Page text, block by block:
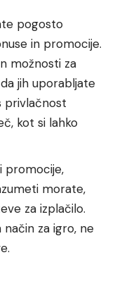
pogosto
in promocije.
možnosti za
jih uporabljate
privlačnost
kot si lahko
promocije,
morate,
za izplačilo.
za igro, ne